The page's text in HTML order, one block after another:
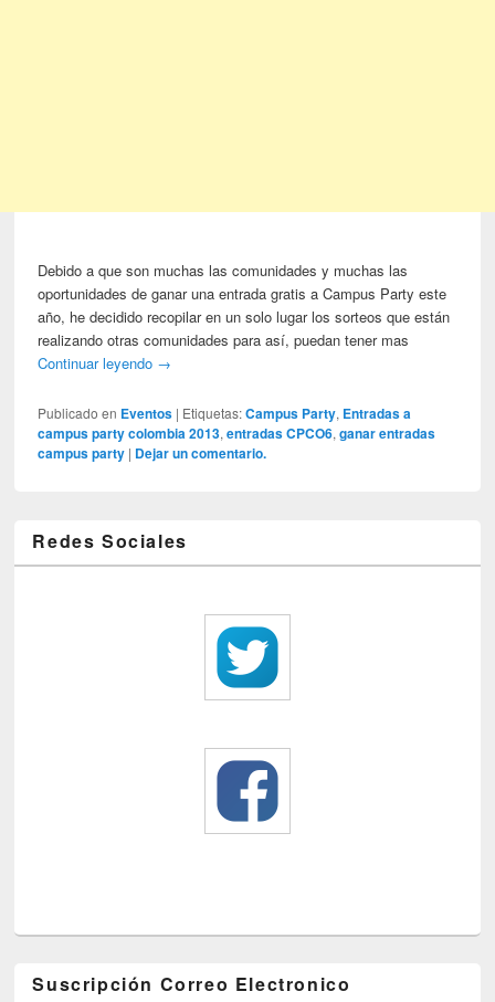
Debido a que son muchas las comunidades y muchas las
oportunidades de ganar una entrada gratis a Campus Party este
año, he decidido recopilar en un solo lugar los sorteos que están
realizando otras comunidades para así, puedan tener mas
Continuar leyendo →
Publicado en Eventos | Etiquetas: Campus Party, Entradas a
campus party colombia 2013,entradas CPCO6,ganar entradas
campus party | Dejar un comentario.
Redes Sociales
Suscripción Correo Electronico